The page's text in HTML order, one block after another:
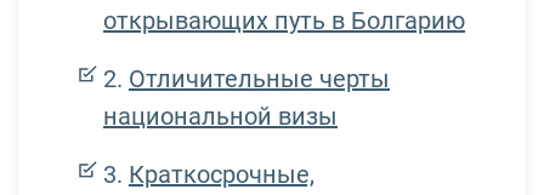
открывающих путь в Болгарию
Отличительные черты
национальной визы
Краткосрочные,